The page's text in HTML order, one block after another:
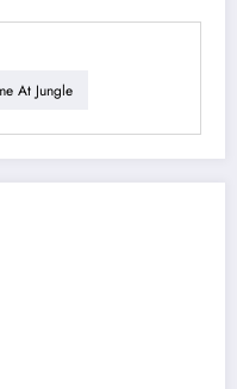
At Jungle